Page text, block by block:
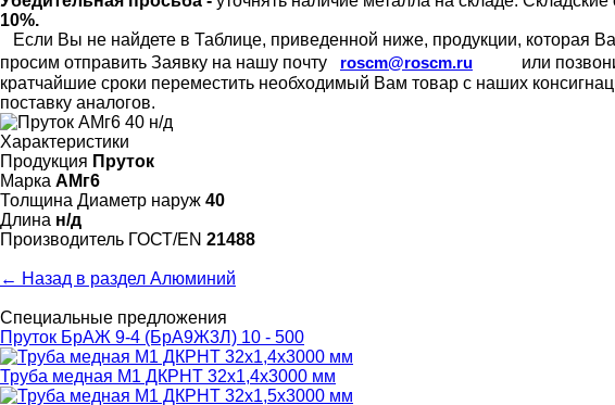
10%.
Если Вы не найдете в Таблице, приведенной ниже, продукции, которая
просим отправить Заявку на нашу почту
roscm@roscm.ru или
кратчайшие сроки переместить необходимый Вам товар с наших
поставку аналогов.
Характеристики
Продукция Пруток
Марка АМг6
Толщина Диаметр наруж 40
Длина н/д
Произво­дитель ГОСТ/EN 21488
← Назад в раздел Алюминий
Специальные предложения
Пруток БрАЖ 9-4 (БрА9Ж3Л) 10 - 500
Труба медная М1 ДКРНТ 32х1,4х3000 мм